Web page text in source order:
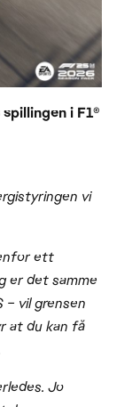
i F1®
vi
ett
er det samme
vil grensen
at du kan få
Jo